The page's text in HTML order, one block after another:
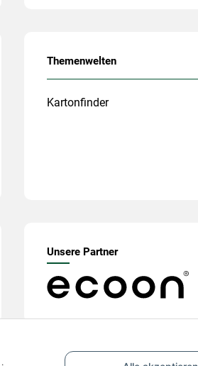
Themenwelten
Kartonfinder
Unsere Partner